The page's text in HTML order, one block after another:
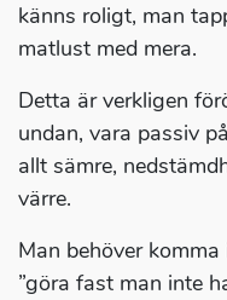
känns roligt, man
matlust med mera.
Detta är verkligen
undan, vara passiv
allt sämre,
värre.
Man behöver
”göra fast man inte